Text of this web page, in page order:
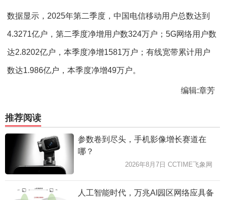
数据显示，2025年第二季度，中国电信移动用户总数达到
4.3271亿户，第二季度净增用户数324万户；5G网络用户数
达2.8202亿户，本季度净增1581万户；有线宽带累计用户
数达1.986亿户，本季度净增49万户。
编辑:章芳
推荐阅读
参数卷到尽头，手机影像增长赛道在
哪？
2026年8月7日 CCTIME飞象网
人工智能时代，万兆AI园区网络应具备